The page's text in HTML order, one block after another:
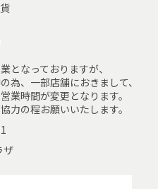
となっておりますが、
為、一部店舗におきまして、
業時間が変更となります。
力の程お願いいたします。
ザ